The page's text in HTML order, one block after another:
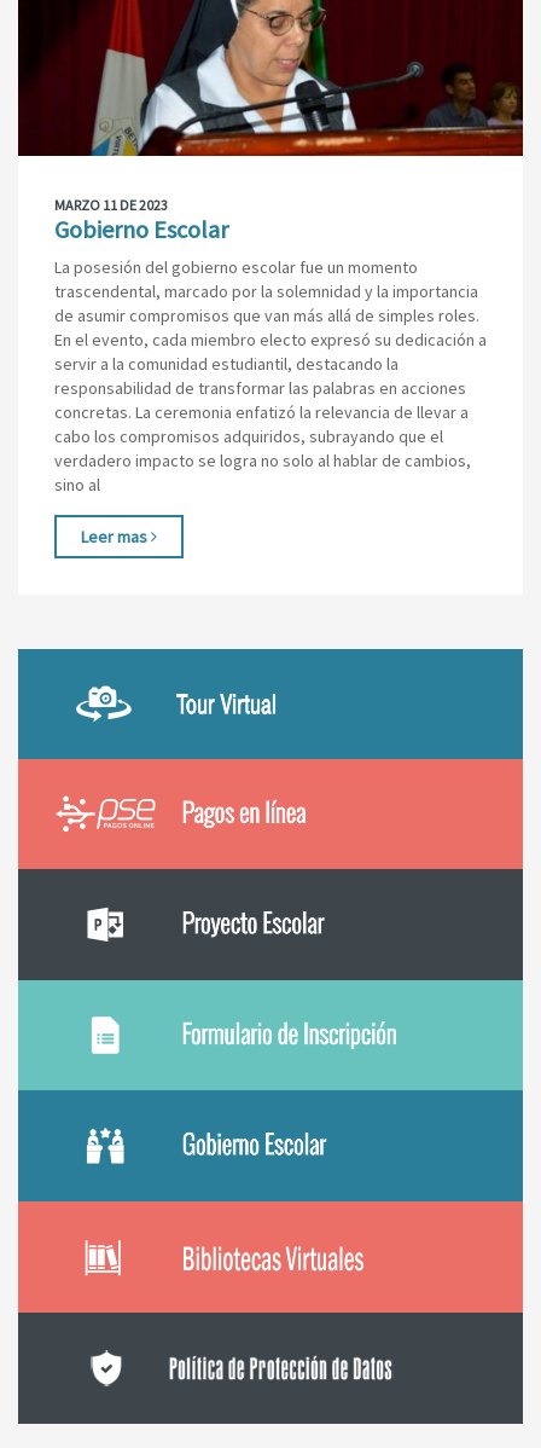
MARZO 11 DE 2023
Gobierno Escolar
La posesión del gobierno escolar fue un momento
trascendental, marcado por la solemnidad y la importancia
de asumir compromisos que van más allá de simples roles.
En el evento, cada miembro electo expresó su dedicación a
servir a la comunidad estudiantil, destacando la
responsabilidad de transformar las palabras en acciones
concretas. La ceremonia enfatizó la relevancia de llevar a
cabo los compromisos adquiridos, subrayando que el
verdadero impacto se logra no solo al hablar de cambios,
sino al
Leer mas